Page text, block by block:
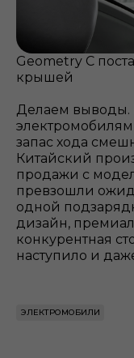
Geometry С
крышей
Делаем выводы.
запас хода
Китайский
продажи с
превзошли
одной
дизайн,
конкурентная
наступило и
ЭЛЕКТРОМОБИЛИ